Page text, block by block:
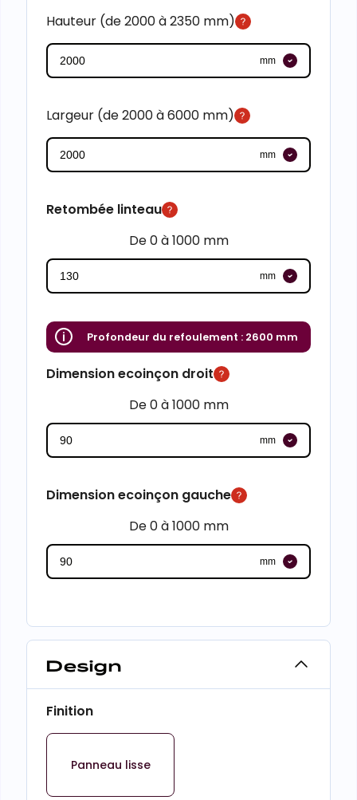
Hauteur (de 2000 à 2350 mm)
mm
Largeur (de 2000 à 6000 mm)
mm
Retombée linteau
De 0 à 1000 mm
mm
Profondeur du refoulement : 2600 mm
Dimension ecoinçon droit
De 0 à 1000 mm
mm
Dimension ecoinçon gauche
De 0 à 1000 mm
mm
Design
Finition
Panneau lisse